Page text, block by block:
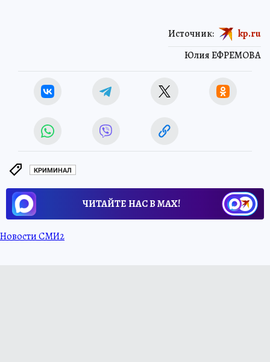
Юлия ЕФРЕМОВА
Источник: kp.ru
КРИМИНАЛ
ЧИТАЙТЕ НАС В МАХ!
Новости СМИ2